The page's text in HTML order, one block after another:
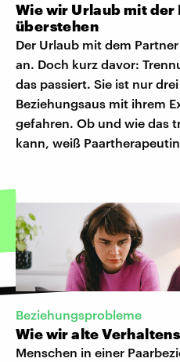
Wie wir Urlaub mit der
überstehen
Der Urlaub mit dem
an. Doch kurz davor:
das passiert. Sie ist nur
Beziehungsaus mit ihrem
gefahren. Ob und wie das
kann, weiß
Beziehungsprobleme
Wie wir alte
Menschen in einer